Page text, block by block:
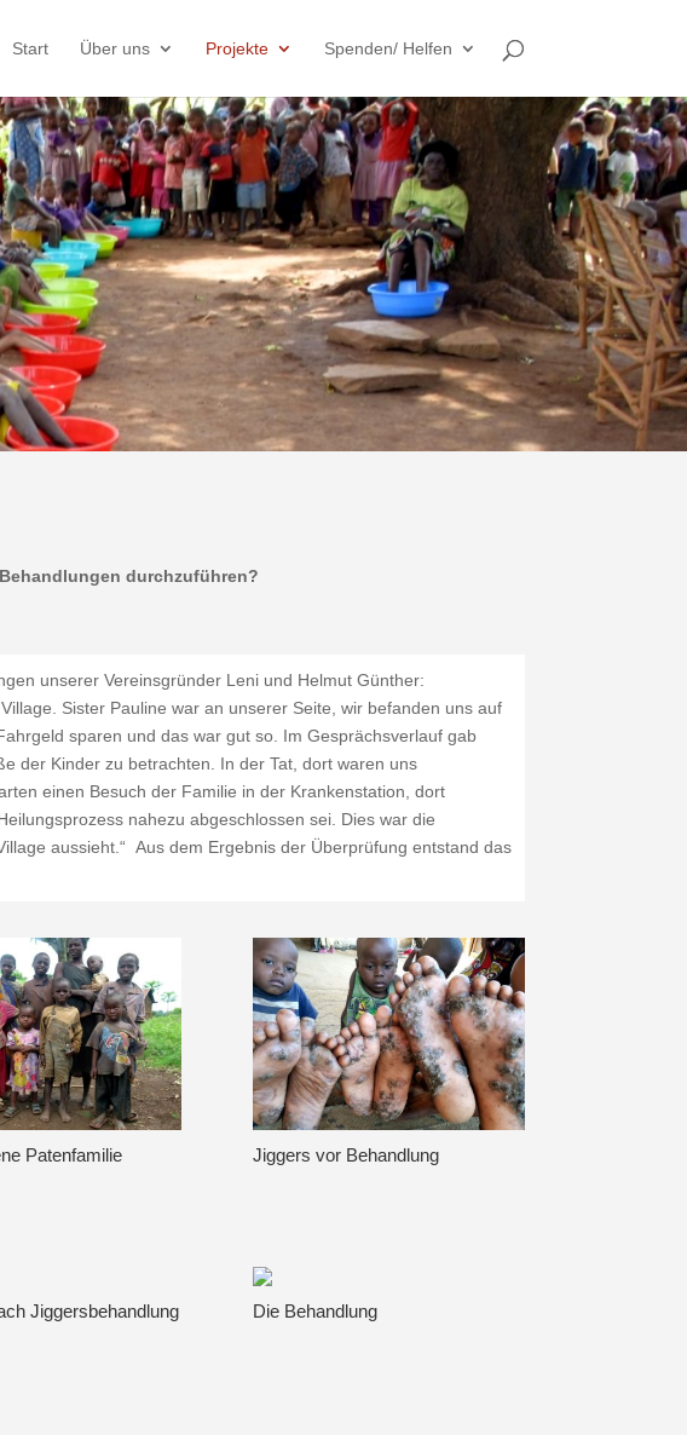
Start Über uns Projekte Spenden/ Helfen
durchzuführen?
unserer Vereinsgründer Leni und Helmut Günther:
Sister Pauline war an unserer Seite, wir befanden uns auf
sparen und das war gut so. Im Gesprächsverlauf gab
der Kinder zu betrachten. In der Tat, dort waren uns
einen Besuch der Familie in der Krankenstation, dort
nahezu abgeschlossen sei. Dies war die
aussieht.“ Aus dem Ergebnis der Überprüfung entstand das
Patenfamilie Jiggers vor Behandlung
Jiggersbehandlung Die Behandlung